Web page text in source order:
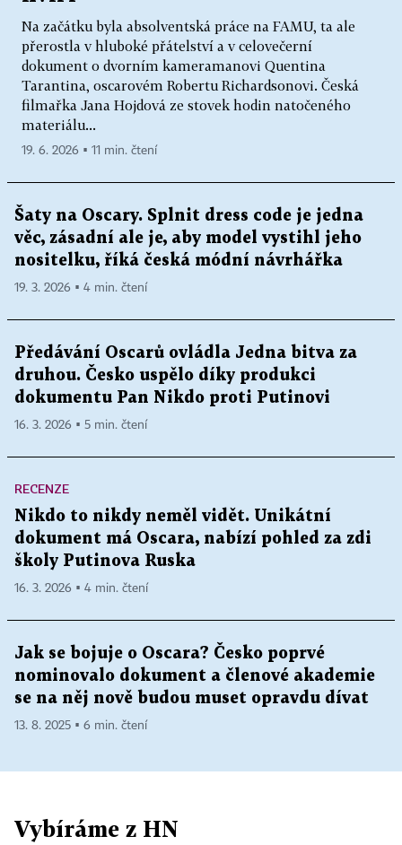
Na začátku byla absolventská práce na FAMU, ta ale
přerostla v hluboké přátelství a v celovečerní
dokument o dvorním kameramanovi Quentina
Tarantina, oscarovém Robertu Richardsonovi. Česká
filmařka Jana Hojdová ze stovek hodin natočeného
materiálu...
19. 6. 2026 ▪ 11 min. čtení
Šaty na Oscary. Splnit dress code je jedna
věc, zásadní ale je, aby model vystihl jeho
nositelku, říká česká módní návrhářka
19. 3. 2026 ▪ 4 min. čtení
Předávání Oscarů ovládla Jedna bitva za
druhou. Česko uspělo díky produkci
dokumentu Pan Nikdo proti Putinovi
16. 3. 2026 ▪ 5 min. čtení
RECENZE
Nikdo to nikdy neměl vidět. Unikátní
dokument má Oscara, nabízí pohled za zdi
školy Putinova Ruska
16. 3. 2026 ▪ 4 min. čtení
Jak se bojuje o Oscara? Česko poprvé
nominovalo dokument a členové akademie
se na něj nově budou muset opravdu dívat
13. 8. 2025 ▪ 6 min. čtení
Vybíráme z HN